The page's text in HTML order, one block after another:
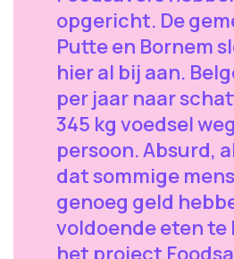
opgericht. De
Putte en Bornem
hier al bij aan.
per jaar naar
345 kg voedsel
persoon. Absurd,
dat sommige
genoeg geld
voldoende eten te
het project